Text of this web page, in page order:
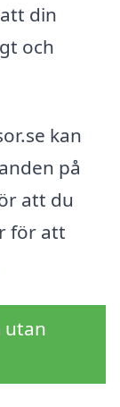
din
och
kan
på
att du
för att
utan